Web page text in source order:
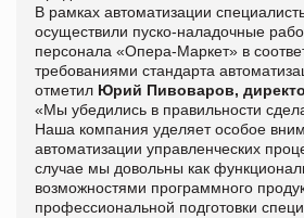
В рамках автоматизации
осуществили пуско-наладочные
персонала «Опера-Маркет» в
требованиями стандарта
отметил Юрий Пивоваров,
«Мы убедились в правильности
Наша компания уделяет особое
автоматизации управленческих
случае мы довольны как
возможностями программного
профессиональной подготовки